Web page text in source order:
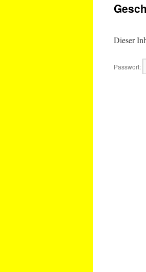
Dieser
Passwort: